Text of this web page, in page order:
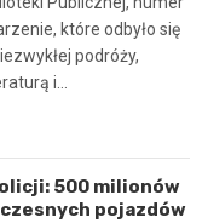
które odbyło się
podróży,
i…
500 milionów
pojazdów